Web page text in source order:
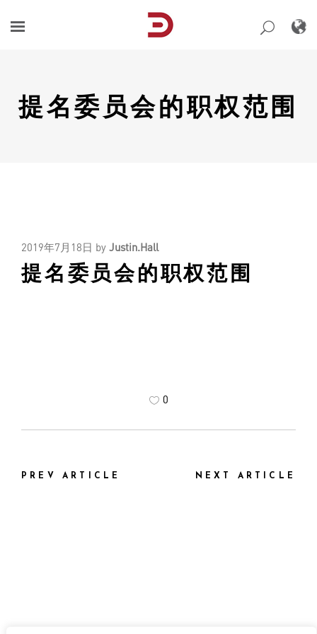
content
提名委员会的职权范围
2019年7月18日 by Justin.Hall
提名委员会的职权范围
0
PREV ARTICLE NEXT ARTICLE